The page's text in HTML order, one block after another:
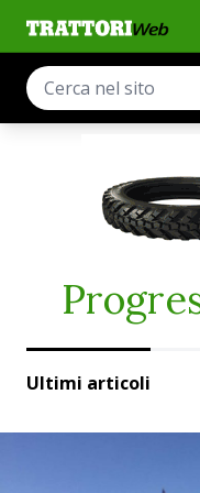
Ultimi articoli